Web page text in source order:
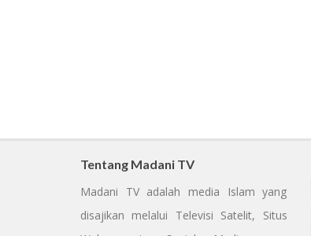
Tentang Madani TV
Madani TV adalah media Islam yang
disajikan melalui Televisi Satelit, Situs